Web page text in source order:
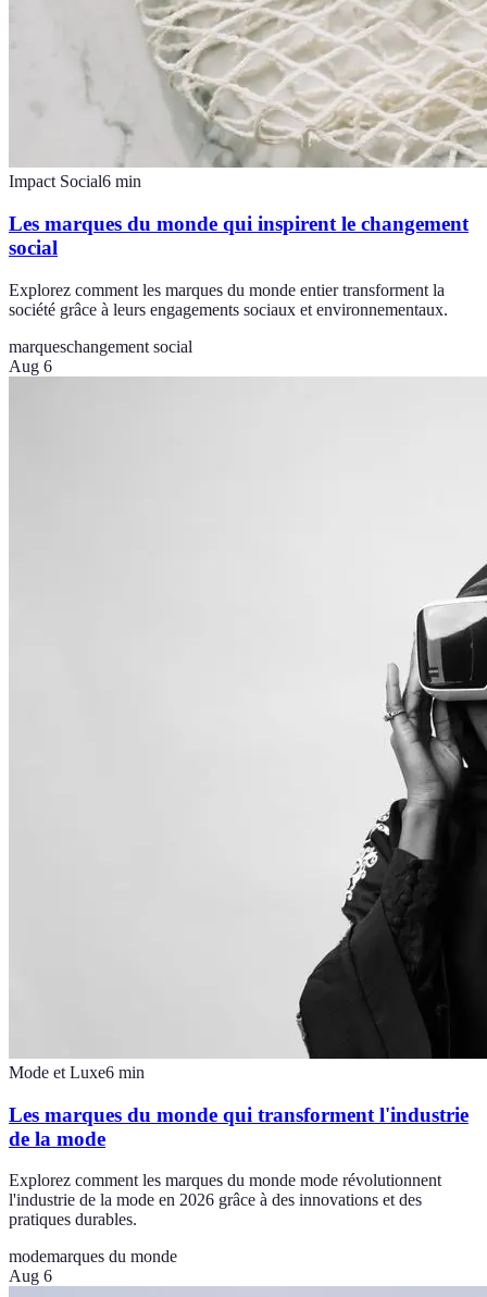
Impact Social6 min
Les marques du monde qui inspirent le changement
social
Explorez comment les marques du monde entier transforment la
société grâce à leurs engagements sociaux et environnementaux.
marqueschangement social
Aug 6
Mode et Luxe6 min
Les marques du monde qui transforment l'industrie
de la mode
Explorez comment les marques du monde mode révolutionnent
l'industrie de la mode en 2026 grâce à des innovations et des
pratiques durables.
modemarques du monde
Aug 6